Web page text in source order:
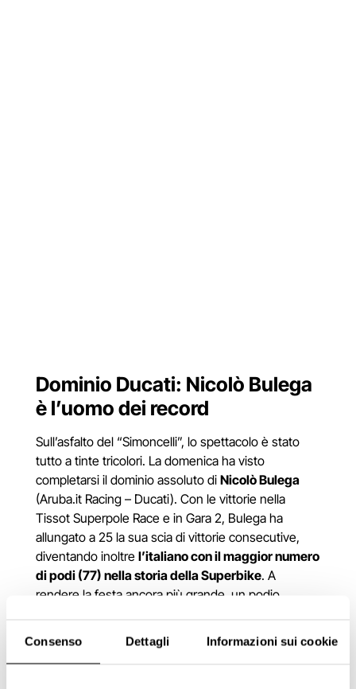
Consenso Dettagli Informazioni sui cookie
Dominio Ducati: Nicolò Bulega
è l’uomo dei record
Sull’asfalto del “Simoncelli”, lo spettacolo è stato
tutto a tinte tricolori. La domenica ha visto
completarsi il dominio assoluto di Nicolò Bulega
(Aruba.it Racing – Ducati). Con le vittorie nella
Tissot Superpole Race e in Gara 2, Bulega ha
allungato a 25 la sua scia di vittorie consecutive,
diventando inoltre l’italiano con il maggior numero
di podi (77) nella storia della Superbike. A
rendere la festa ancora più grande, un podio
Lecuona e Yari Montella.
Ad applaudire i campioni, una vera e propria marea